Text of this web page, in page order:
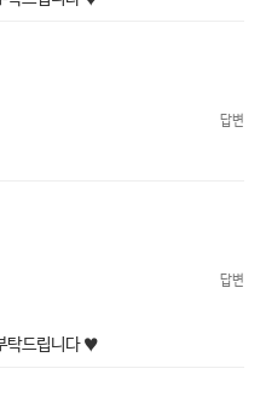
답변
답변
탁드립니다 ♥